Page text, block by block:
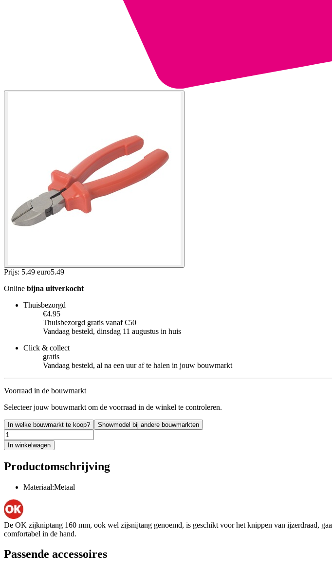
Prijs: 5.49 euro5.49
Online bijna uitverkocht
Thuisbezorgd
€4.95
Thuisbezorgd gratis vanaf €50
Vandaag besteld, dinsdag 11 augustus in huis
Click & collect
gratis
Vandaag besteld, al na een uur af te halen in jouw bouwmarkt
Voorraad in de bouwmarkt
Selecteer jouw bouwmarkt om de voorraad in de winkel te controleren.
In welke bouwmarkt te koop? Showmodel bij andere bouwmarkten
In winkelwagen
Productomschrijving
Materiaal:Metaal
De OK zijkniptang 160 mm, ook wel zijsnijtang genoemd, is geschikt voor het knippen van ijzerdraad,
comfortabel in de hand.
Passende accessoires